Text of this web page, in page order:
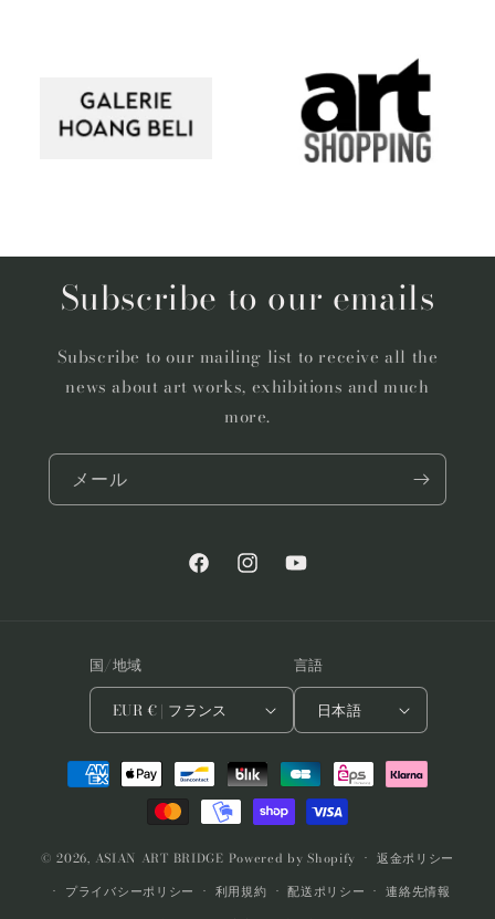
Subscribe to our emails
Subscribe to our mailing list to receive all the
news about art works, exhibitions and much
more.
メール
FacebookInstagramYouTube
国/地域
EUR € | フランス
言語
日本語
法
© 2026, ASIAN ART BRIDGE Powered by Shopify
返金ポリシー
プライバシーポリシー
利用規約 配送ポリシー
連絡先情報